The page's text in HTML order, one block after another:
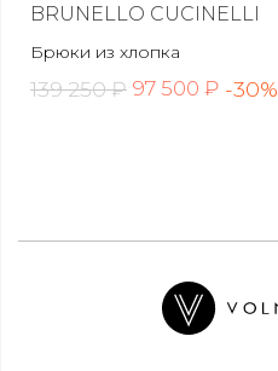
BRUNELLO CUCINELLI
Брюки из хлопка
139 250 ₽ 97 500 ₽ -30%